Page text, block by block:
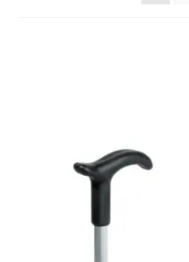
Vêtements & Chaussures